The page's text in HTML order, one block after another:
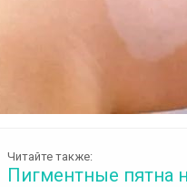
Читайте также:
Пигментные пятна